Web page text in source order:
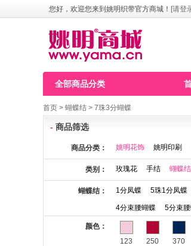
您好，欢迎您来到姚明织带官方商城！ [请登
全部商品分类
首页 > 蝴蝶结 > 7珠3分蝴蝶
- 商品筛选
商品分类： 姚明花饰 姚明印刷
类别： 玫瑰花 手结 蝴蝶结
蝴蝶结： 1分凤蝶 5珠1分凤蝶
4分束腰蝴蝶 5分束
颜色：
123
250 370